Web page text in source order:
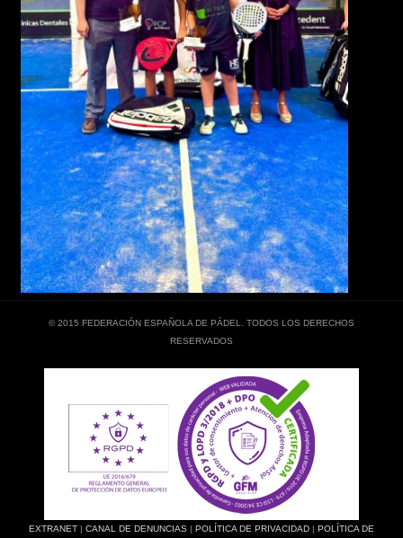
© 2015 FEDERACIÓN ESPAÑOLA DE PÁDEL. TODOS LOS DERECHOS
RESERVADOS
EXTRANET | CANAL DE DENUNCIAS | POLÍTICA DE PRIVACIDAD | POLÍTICA DE